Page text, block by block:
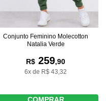
Conjunto Feminino Molecotton
Natalia Verde
R$ 259,90
6x de R$ 43,32